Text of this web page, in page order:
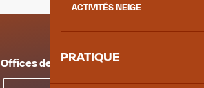
ACTIVITÉS NEIGE
PRATIQUE
Offices de tourisme